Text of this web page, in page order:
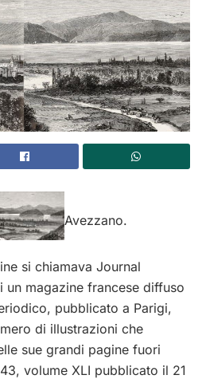
Avezzano.
si chiamava Journal
un magazine francese diffuso
pubblicato a Parigi,
di illustrazioni che
sue grandi pagine fuori
volume XLI pubblicato il 21